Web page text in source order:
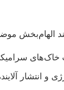
الهام‌بخش
خاک‌های
انتشار